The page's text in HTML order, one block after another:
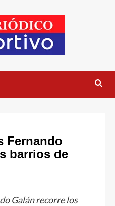
Fernando
barrios de
Galán recorre los